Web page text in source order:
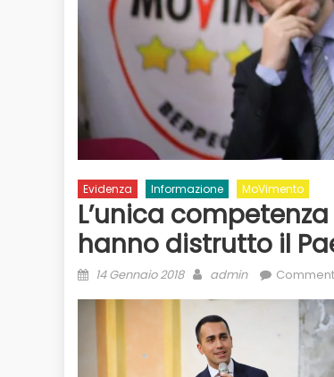
Evidenza Informazione MoVimento
L’unica
hanno distrutto il
Posted
14 Gennaio 2018 Author
admin